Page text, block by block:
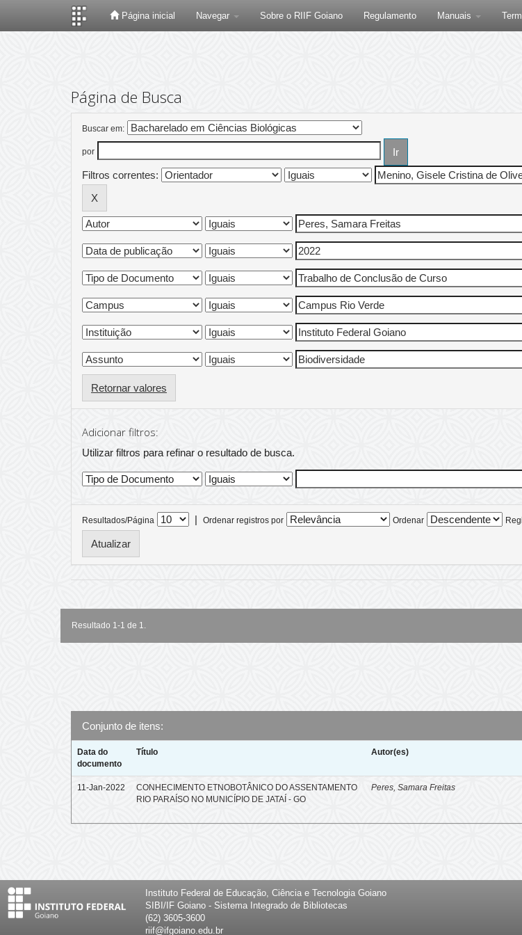
Página inicial Navegar Sobre o RIIF Goiano Regulamento Manuais
Página de Busca
Buscar em:
por
Filtros correntes:
Retornar valores
Adicionar filtros:
Utilizar filtros para refinar o resultado de busca.
Resultados/Página | Ordenar registros por Ordenar
Resultado 1-1 de 1.
Conjunto de itens:
Data do
documento
Título Autor(es)
11-Jan-2022
CONHECIMENTO ETNOBOTÂNICO DO ASSENTAMENTO
RIO PARAÍSO NO MUNICÍPIO DE JATAÍ - GO
Peres, Samara Freitas
Instituto Federal de Educação, Ciência e Tecnologia Goiano
SIBI/IF Goiano - Sistema Integrado de Bibliotecas
(62) 3605-3600
riif@ifgoiano.edu.br